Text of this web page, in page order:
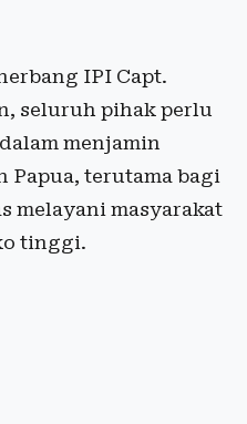
IPI Capt.
seluruh pihak perlu
menjamin
Papua, terutama bagi
melayani masyarakat
tinggi.